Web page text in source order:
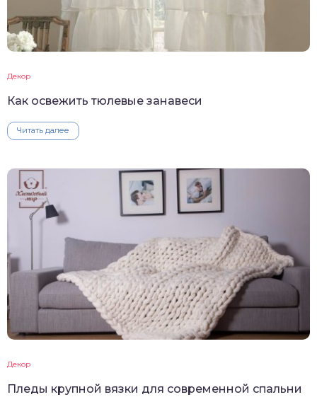
Декор
Как освежить тюлевые занавеси
Читать далее
Декор
Пледы крупной вязки для современной спальни